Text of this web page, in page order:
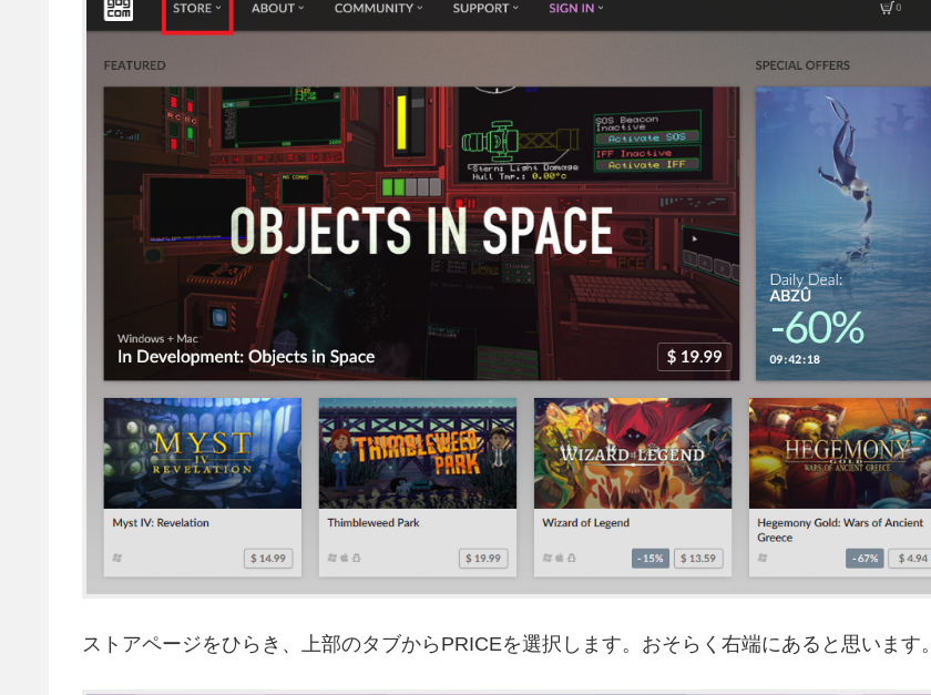
ストアページをひらき、上部のタブからPRICEを選択します。おそらく右端にあると思います。